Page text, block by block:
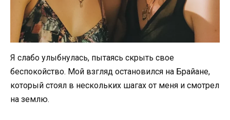
Я слабо улыбнулась, пытаясь скрыть свое
беспокойство. Мой взгляд остановился на Брайане,
который стоял в нескольких шагах от меня и смотрел
на землю.